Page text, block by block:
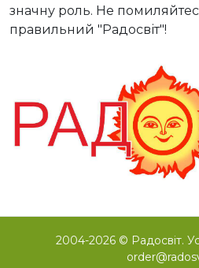
значну роль. Не
правильний "Радосвіт"!
2004-2026 © Радосвіт.